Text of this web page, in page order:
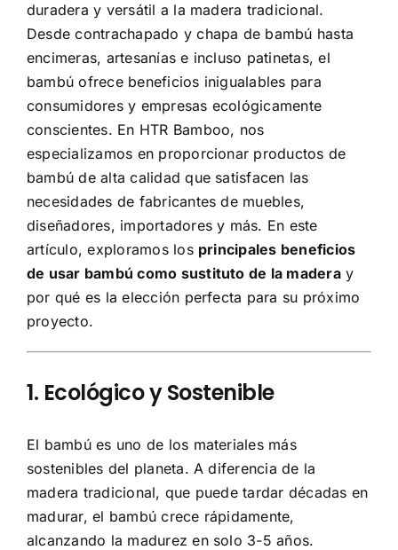
duradera y versátil a la madera tradicional.
Desde contrachapado y chapa de bambú hasta
encimeras, artesanías e incluso patinetas, el
bambú ofrece beneficios inigualables para
consumidores y empresas ecológicamente
conscientes. En HTR Bamboo, nos
especializamos en proporcionar productos de
bambú de alta calidad que satisfacen las
necesidades de fabricantes de muebles,
diseñadores, importadores y más. En este
artículo, exploramos los principales beneficios
de usar bambú como sustituto de la maderay
por qué es la elección perfecta para su próximo
proyecto.
1. Ecológico y Sostenible
El bambú es uno de los materiales más
sostenibles del planeta. A diferencia de la
madera tradicional, que puede tardar décadas en
madurar, el bambú crece rápidamente,
alcanzando la madurez en solo 3-5 años.